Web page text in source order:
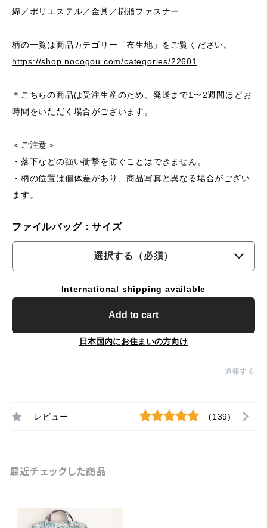
綿／ポリエステル／金具／樹脂ファスナー
柄の一覧は商品カテゴリー「布生地」をご覧ください。
https://shop.nocogou.com/categories/22601
＊こちらの商品は受注生産のため、発送まで1〜2週間ほどお
時間をいただく場合がございます。
＜ご注意＞
・落下などの強い衝撃を防ぐことはできません。
・柄の位置は個体差があり、商品写真と異なる場合がござい
ます。
ファイルバッグ：サイズ
選択する（必須）
International shipping available
Add to cart
日本国内にお住まいの方向け
通報する
レビュー (139)
最近チェックした商品